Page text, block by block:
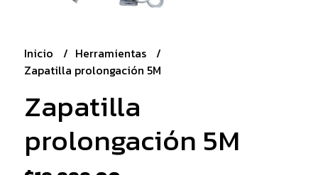
Inicio
Herramientas
Zapatilla prolongación 5M
Zapatilla
prolongación 5M